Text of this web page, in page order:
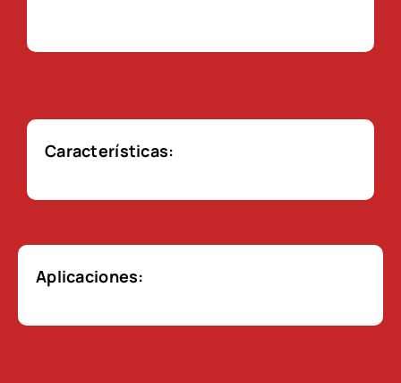
Características:
Aplicaciones: